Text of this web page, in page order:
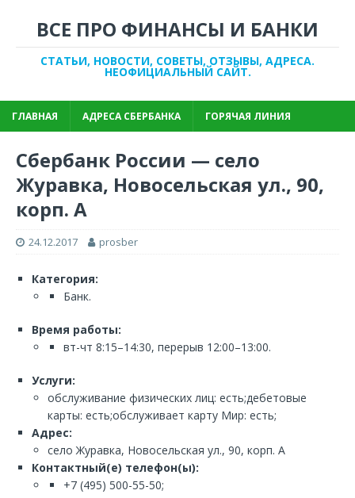
ВСЕ ПРО ФИНАНСЫ И БАНКИ
СТАТЬИ, НОВОСТИ, СОВЕТЫ, ОТЗЫВЫ, АДРЕСА.
НЕОФИЦИАЛЬНЫЙ САЙТ.
ГЛАВНАЯ АДРЕСА СБЕРБАНКА ГОРЯЧАЯ ЛИНИЯ
Сбербанк России — село
Журавка, Новосельская ул., 90,
корп. А
24.12.2017 prosber
Категория:
Банк.
Время работы:
вт-чт 8:15–14:30, перерыв 12:00–13:00.
Услуги:
обслуживание физических лиц: есть;дебетовые
карты: есть;обслуживает карту Мир: есть;
Адрес:
село Журавка, Новосельская ул., 90, корп. А
Контактный(е) телефон(ы):
+7 (495) 500-55-50;